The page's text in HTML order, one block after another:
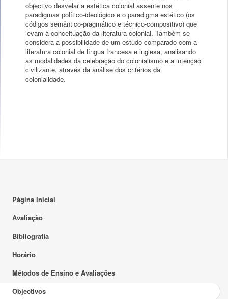
objectivo desvelar a estética colonial assente nos
paradigmas político-ideológico e o paradigma estético (os
códigos semântico-pragmático e técnico-compositivo) que
levam à conceituação da literatura colonial. Também se
considera a possibilidade de um estudo comparado com a
literatura colonial de língua francesa e inglesa, analisando
as modalidades da celebração do colonialismo e a intenção
civilizante, através da análise dos critérios da
colonialidade.
Página Inicial
Avaliação
Bibliografia
Horário
Métodos de Ensino e Avaliações
Objectivos